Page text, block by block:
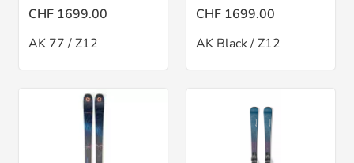
CHF 1699.00
AK 77 / Z12
CHF 1699.00
AK Black / Z12